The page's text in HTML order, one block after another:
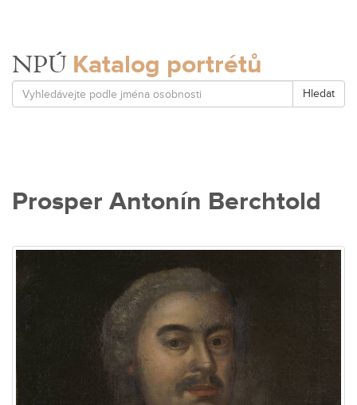
NPÚ Katalog portrétů
Hledat
Prosper Antonín Berchtold